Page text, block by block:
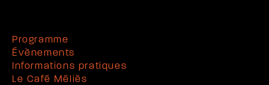
Programme
Évènements
Informations pratiques
Le Café Méliès